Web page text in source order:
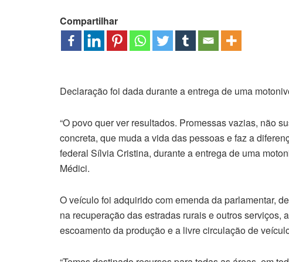
Compartilhar
Declaração foi dada durante a entrega de uma
“O povo quer ver resultados. Promessas vazias, não
concreta, que muda a vida das pessoas e faz a
federal Sílvia Cristina, durante a entrega de uma
Médici.
O veículo foi adquirido com emenda da parlamentar,
na recuperação das estradas rurais e outros serviços,
escoamento da produção e a livre circulação de